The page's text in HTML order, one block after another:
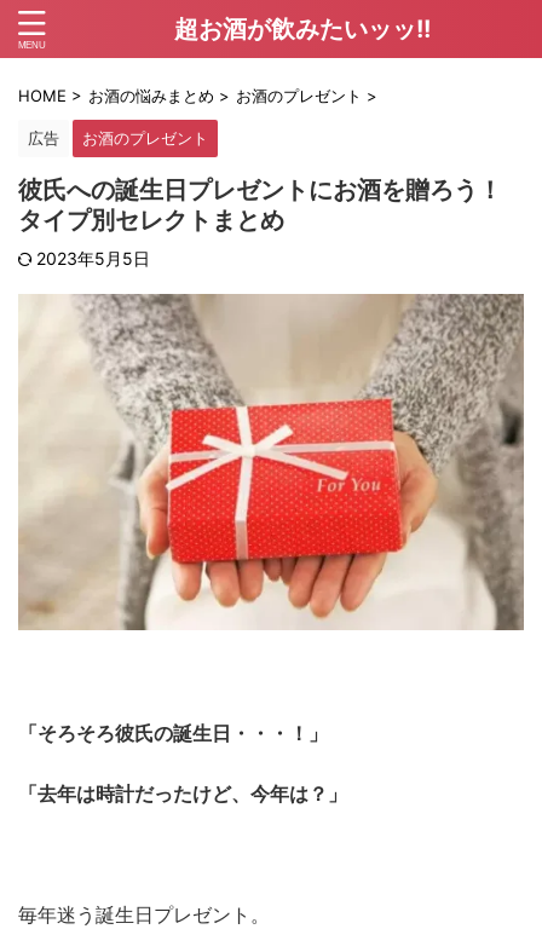
超お酒が飲みたいッッ!!
HOME > お酒の悩みまとめ > お酒のプレゼント >
広告 お酒のプレゼント
彼氏への誕生日プレゼントにお酒を贈ろう！
タイプ別セレクトまとめ
2023年5月5日
「そろそろ彼氏の誕生日・・・！」
「去年は時計だったけど、今年は？」
毎年迷う誕生日プレゼント。